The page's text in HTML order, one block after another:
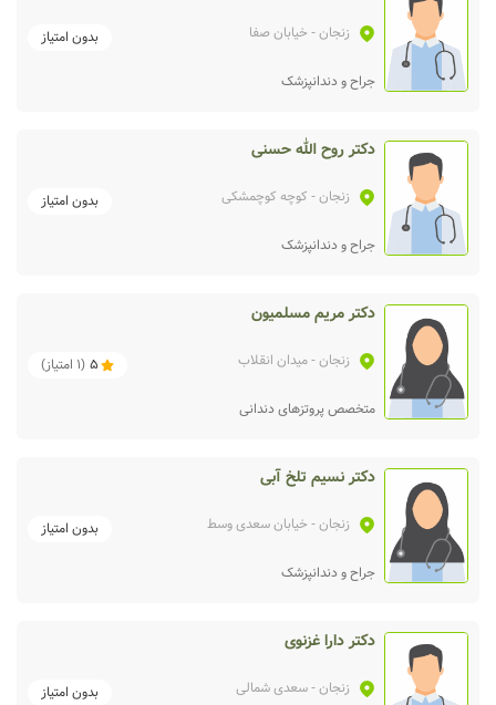
زنجان- خیابان صفا بدون امتیاز
جراح و دندانپزشک
دکتر روح الله حسنی
زنجان- کوچه کوچمشکی بدون امتیاز
جراح و دندانپزشک
دکتر مریم مسلمیون
زنجان- میدان انقلاب 5
(
1 امتیاز)
متخصص پروتزهای دندانی
دکتر نسیم تلخ آبی
زنجان- خیابان سعدی وسط بدون امتیاز
جراح و دندانپزشک
دکتر دارا غزنوی
زنجان- سعدی شمالی بدون امتیاز